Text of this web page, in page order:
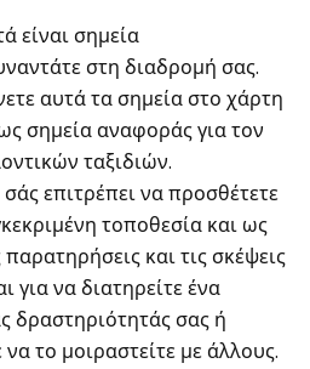
είναι σημεία
στη διαδρομή σας.
αυτά τα σημεία στο χάρτη
σημεία αναφοράς για τον
ταξιδιών.
επιτρέπει να προσθέτετε
τοποθεσία και ως
και τις σκέψεις
για να διατηρείτε ένα
δραστηριότητάς σας ή
το μοιραστείτε με άλλους.